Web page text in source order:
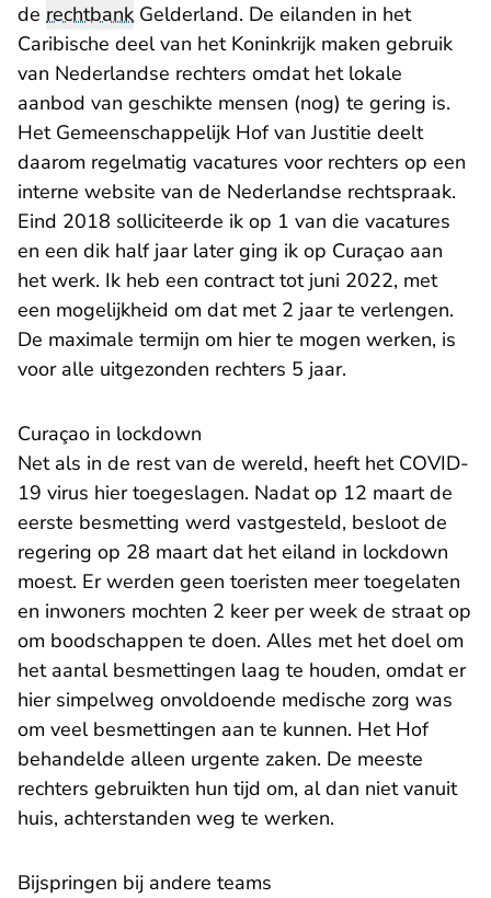
de rechtbank Gelderland. De eilanden in het
Caribische deel van het Koninkrijk maken gebruik
van Nederlandse rechters omdat het lokale
aanbod van geschikte mensen (nog) te gering is.
Het Gemeenschappelijk Hof van Justitie deelt
daarom regelmatig vacatures voor rechters op een
interne website van de Nederlandse rechtspraak.
Eind 2018 solliciteerde ik op 1 van die vacatures
en een dik half jaar later ging ik op Curaçao aan
het werk. Ik heb een contract tot juni 2022, met
een mogelijkheid om dat met 2 jaar te verlengen.
De maximale termijn om hier te mogen werken, is
voor alle uitgezonden rechters 5 jaar.
Curaçao in lockdown
Net als in de rest van de wereld, heeft het COVID-
19 virus hier toegeslagen. Nadat op 12 maart de
eerste besmetting werd vastgesteld, besloot de
regering op 28 maart dat het eiland in lockdown
moest. Er werden geen toeristen meer toegelaten
en inwoners mochten 2 keer per week de straat op
om boodschappen te doen. Alles met het doel om
het aantal besmettingen laag te houden, omdat er
hier simpelweg onvoldoende medische zorg was
om veel besmettingen aan te kunnen. Het Hof
behandelde alleen urgente zaken. De meeste
rechters gebruikten hun tijd om, al dan niet vanuit
huis, achterstanden weg te werken.
Bijspringen bij andere teams